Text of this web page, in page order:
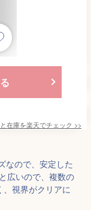
在庫を楽天でチェック >>
なので、安定した
広いので、複数の
視界がクリアに